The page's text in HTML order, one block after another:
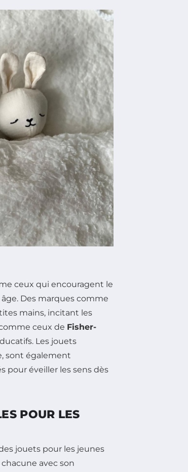
ceux qui encouragent le
Des marques comme
mains, incitant les
ceux de Fisher-
Les jouets
sont également
pour éveiller les sens dès
POUR LES
jouets pour les jeunes
avec son